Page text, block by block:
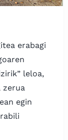
erabagi
leloa,
zerua
egin